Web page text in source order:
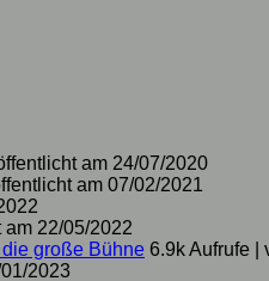
am 24/07/2020
am 07/02/2021
am 22/05/2022
große Bühne 6.9k Aufrufe
2023